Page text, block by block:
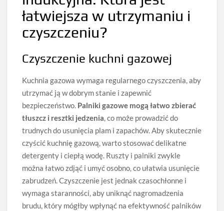
łatwiejsza w utrzymaniu i
czyszczeniu?
Czyszczenie kuchni gazowej
Kuchnia gazowa wymaga regularnego czyszczenia, aby
utrzymać ją w dobrym stanie i zapewnić
bezpieczeństwo. Palniki gazowe mogą łatwo zbierać
tłuszcz i resztki jedzenia, co może prowadzić do
trudnych do usunięcia plam i zapachów. Aby skutecznie
czyścić kuchnię gazową, warto stosować delikatne
detergenty i ciepłą wodę. Ruszty i palniki zwykle
można łatwo zdjąć i umyć osobno, co ułatwia usunięcie
zabrudzeń. Czyszczenie jest jednak czasochłonne i
wymaga staranności, aby uniknąć nagromadzenia
brudu, który mógłby wpłynąć na efektywność palników